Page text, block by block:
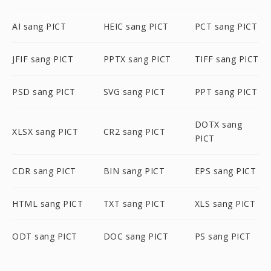
AI sang PICT HEIC sang PICT PCT sang PICT
JFIF sang PICT PPTX sang PICT TIFF sang PICT
PSD sang PICT SVG sang PICT PPT sang PICT
XLSX sang PICT CR2 sang PICT
DOTX sang
PICT
CDR sang PICT BIN sang PICT EPS sang PICT
HTML sang PICT TXT sang PICT XLS sang PICT
ODT sang PICT DOC sang PICT PS sang PICT